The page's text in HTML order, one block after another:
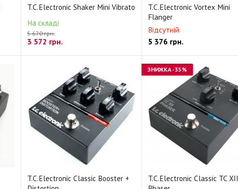
T.C.Electronic Shaker Mini Vibrato
На складі
5 670 грн.
3 572 грн.
T.C.Electronic Vortex Mini
Flanger
Відсутній
5 376грн.
T.C.Electronic Classic Booster +
T.C.Electronic Classic TC XII
ЗНИЖКА-35%